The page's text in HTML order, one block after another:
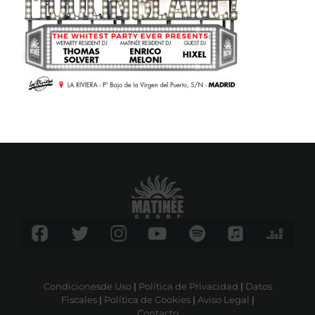
Condicionesde Uso| Política de Privacidad | Datos
Fiscales| Política de Cookies| Aviso Legal |